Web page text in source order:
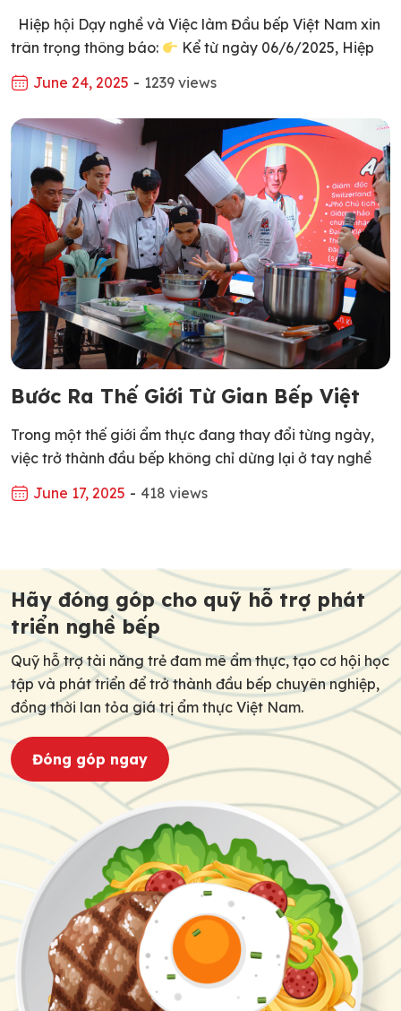
Hiệp hội Dạy nghề và Việc làm Đầu bếp Việt Nam xin
trân trọng thông báo:
Kể từ ngày 06/6/2025, Hiệp
hội chính thức sử dụng tên viết tắt tiếng Việt là: “HIỆP
HỘI DẠY NGHỀ VÀ VIỆC LÀM ĐẦU BẾP VIỆT NAM”
trong tất cả các hoạt động, giao dịch, truyền thông […]
June 24, 2025 - 1239 views
Bước Ra Thế Giới Từ Gian Bếp Việt
Trong một thế giới ẩm thực đang thay đổi từng ngày,
việc trở thành đầu bếp không chỉ dừng lại ở tay nghề
giỏi trong nước, mà còn là hành trình vươn ra toàn cầu,
học hỏi tại các nền ẩm thực phát triển, tiếp cận quy
June 17, 2025 - 418 views
navigation
Hãy đóng góp cho quỹ hỗ trợ phát
triển nghề bếp
Quỹ hỗ trợ tài năng trẻ đam mê ẩm thực, tạo cơ hội học
tập và phát triển để trở thành đầu bếp chuyên nghiệp,
đồng thời lan tỏa giá trị ẩm thực Việt Nam.
Đóng góp ngay